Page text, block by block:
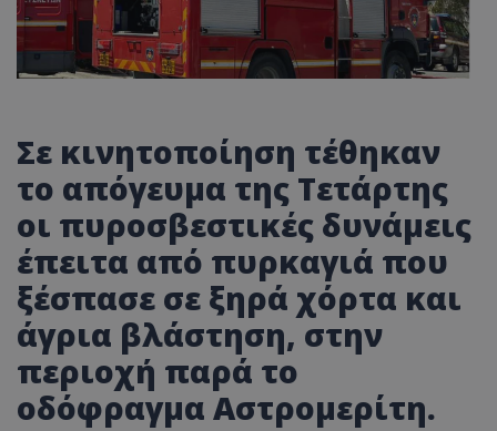
Σε κινητοποίηση τέθηκαν
το απόγευμα της Τετάρτης
οι πυροσβεστικές δυνάμεις
έπειτα από πυρκαγιά που
ξέσπασε σε ξηρά χόρτα και
άγρια βλάστηση, στην
περιοχή παρά το
οδόφραγμα Αστρομερίτη.